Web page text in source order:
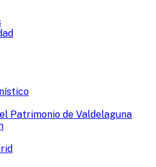
Patrimonio de Valdelaguna